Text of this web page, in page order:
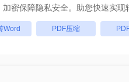
全链路 SSL 加密保障隐私安全。助您快速实现
Word PDF压缩